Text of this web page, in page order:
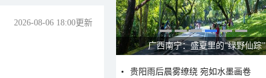
2026-08-06 18:00更新
广西南宁：盛夏里的“绿野仙踪”
贵阳雨后晨雾缭绕 宛如水墨画卷